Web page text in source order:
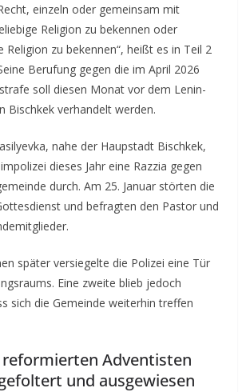
einzeln oder gemeinsam mit
Religion zu bekennen oder
Religion zu bekennen“, heißt es in Teil 2
Berufung gegen die im April 2026
soll diesen Monat vor dem Lenin-
Bischkek verhandelt werden.
nahe der Haupstadt Bischkek,
dieses Jahr eine Razzia gegen
durch. Am 25. Januar störten die
und befragten den Pastor und
später versiegelte die Polizei eine Tür
Eine zweite blieb jedoch
sich die Gemeinde weiterhin treffen
reformierten Adventisten
und ausgewiesen